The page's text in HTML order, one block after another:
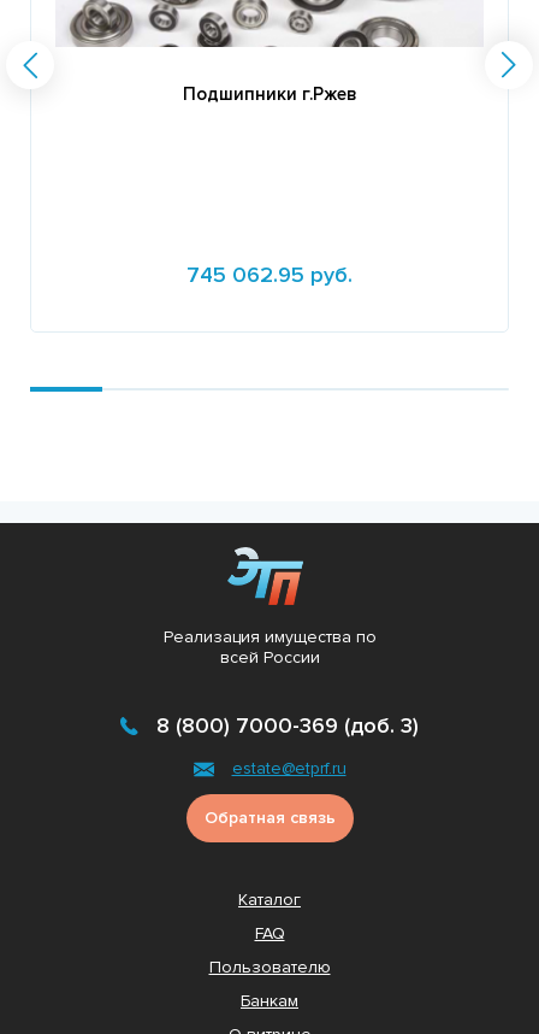
Подшипники г.Ржев
745 062.95 руб.
Реализация имущества по
всей России
8 (800) 7000-369 (доб. 3)
estate@etprf.ru
Обратная связь
Каталог
FAQ
Пользователю
Банкам